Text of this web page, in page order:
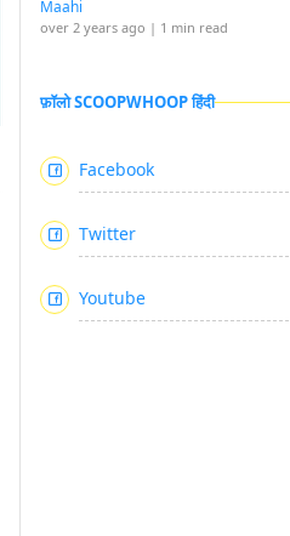
Maahi
over 2 years ago | 1 min read
फ़ॉलो SCOOPWHOOP हिंदी
Facebook
Twitter
Youtube